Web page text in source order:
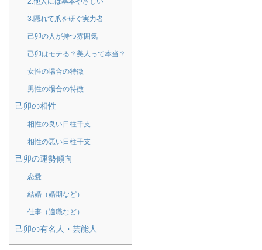
3.隠れて爪を研ぐ実力者
己卯の人が持つ雰囲気
己卯はモテる？美人って本当？
女性の場合の特徴
男性の場合の特徴
己卯の相性
相性の良い日柱干支
相性の悪い日柱干支
己卯の運勢傾向
恋愛
結婚（婚期など）
仕事（適職など）
己卯の有名人・芸能人